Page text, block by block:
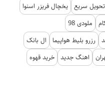
تحویل سریع یخچال فریزر اسنوا
ملودی 98
رزرو بلیط هواپیما
ال بانک
اهنگ جدید خرید قهوه